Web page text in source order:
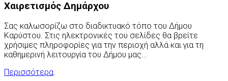
Χαιρετισμός Δημάρχου
Σας καλωσορίζω στο διαδικτυακό τόπο του Δήμου
Καρύστου. Στις ηλεκτρονικές του σελίδες θα βρείτε
χρήσιμες πληροφορίες για την περιοχή αλλά και για τη
καθημερινή λειτουργία του Δήμου μας...
Περισσότερα.